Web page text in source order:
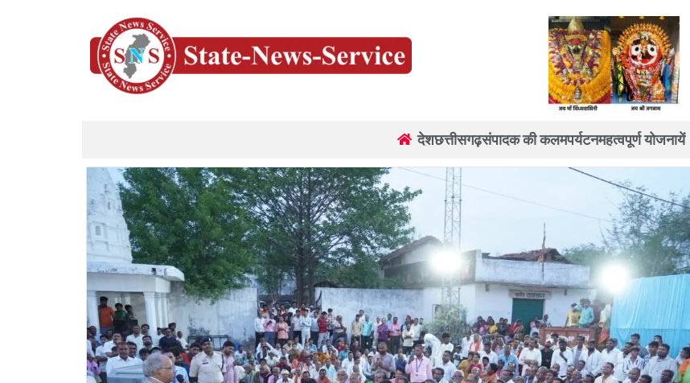
देशछत्तीसगढ़संपादक की कलमपर्यटनमहत्वपूर्ण योजनायें